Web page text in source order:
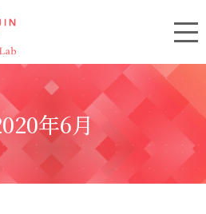
年6月